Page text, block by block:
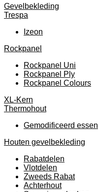
Gevelbekleding
Trespa
Izeon
Rockpanel
Rockpanel Uni
Rockpanel Ply
Rockpanel Colours
XL-Kern
Thermohout
Gemodificeerd essen
Houten gevelbekleding
Rabatdelen
Vlotdelen
Zweeds Rabat
Achterhout